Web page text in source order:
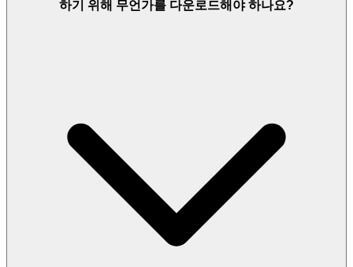
모험 사이의 모든 장벽을 제거함으로써 당신의 시간을 존중합
우리의 약속: Obby: The Hole Digger
를 플레이하고 싶을 때, 당
신은 몇 초 안에 게임을 시작할 수 있습니다. 드릴의 전원을 켜
고, 움직임을 제어하고, 디지털 대기실 없이 새로운 재료와 보
너스를 위해 파기 시작하세요. 마찰 없이, 순수하고 즉각적인
2. 정직한 재미: 제로 압력 약속
하기 위해 무언가를 다운로드해야 하나요?